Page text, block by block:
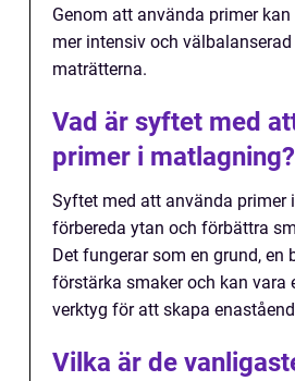
Genom att använda primer
mer intensiv och
maträtterna.
Vad är syftet med
primer i matlagning?
Syftet med att använda primer
förbereda ytan och förbättra
Det fungerar som en grund, en
förstärka smaker och kan vara
verktyg för att skapa
Vilka är de